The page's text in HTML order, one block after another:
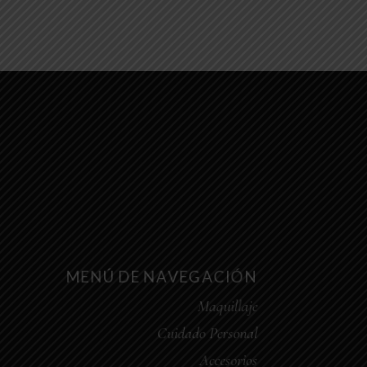
MENÚ DE NAVEGACIÓN
Maquillaje
Cuidado Personal
Accesorios